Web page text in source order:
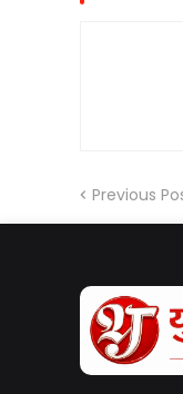
Previous